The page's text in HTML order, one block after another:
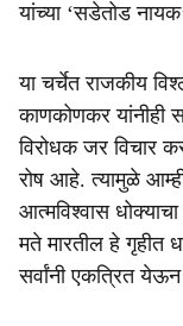
यांच्या ‘सडेतोड
या चर्चेत राजकीय
काणकोणकर यांनीही
विरोधक जर विचार
रोष आहे. त्यामुळे
आत्मविश्‍वास
मते मारतील हे गृहीत
सर्वांनी एकत्रित